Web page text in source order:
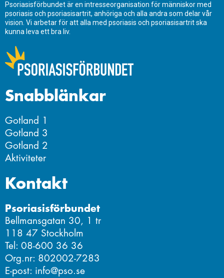
Psoriasisförbundet är en intresseorganisation för människor med
psoriasis och psoriasisartrit, anhöriga och alla andra som delar vår
vision. Vi arbetar för att alla med psoriasis och psoriasisartrit ska
kunna leva ett bra liv.
Kontakt
Psoriasisförbundet
Bellmansgatan 30, 1 tr
118 47 Stockholm
Tel: 08-600 36 36
Org.nr: 802002-7283
E-post: info@pso.se
Snabblänkar
Gotland 1
Gotland 3
Gotland 2
Aktiviteter